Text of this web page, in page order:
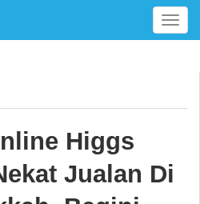
T
o
e
v
i
Higgs
Jualan Di